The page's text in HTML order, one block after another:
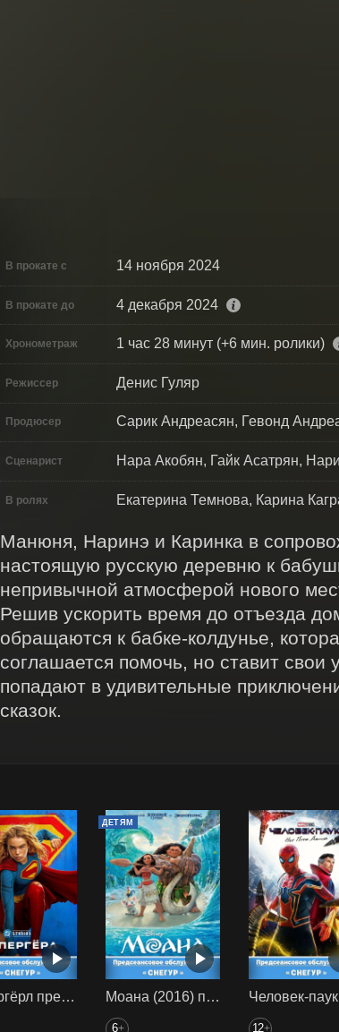
В прокате с 14 ноября 2024
В прокате до 4 декабря 2024
Хронометраж 1 час 28 минут (+6 мин. ролики)
Режиссер Денис Гуляр
Продюсер Сарик Андреасян, Гевонд
Сценарист Нара Акобян, Гайк Асатрян,
В ролях Екатерина Темнова, Карина
Манюня, Наринэ и Каринка в
настоящую русскую деревню к
непривычной атмосферой нового
Решив ускорить время до отъезда
обращаются к бабке-колдунье,
соглашается помочь, но ставит свои
попадают в удивительные
сказок.
Супергёрл предс. обсл. Снегур
ДЕТЯМ
Моана (2016) предс. обсл. Снегур
6+ 12+